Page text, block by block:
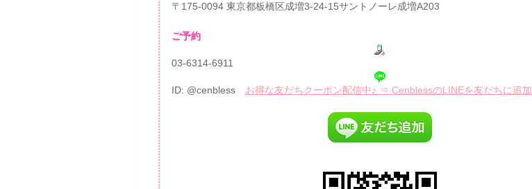
〒175-0094 東京都板橋区成増3-24-15サントノーレ成増A203
ご予約
03-6314-6911
ID: @cenbless お得な友だちクーポン配信中♪ ⇒ CenblessのLINEを友だちに追加